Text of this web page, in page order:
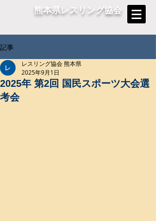
熊本県レスリング協会
記事
2025年 第2回 国民スポーツ大会選
考会
レスリング協会 熊本県
2025年9月1日